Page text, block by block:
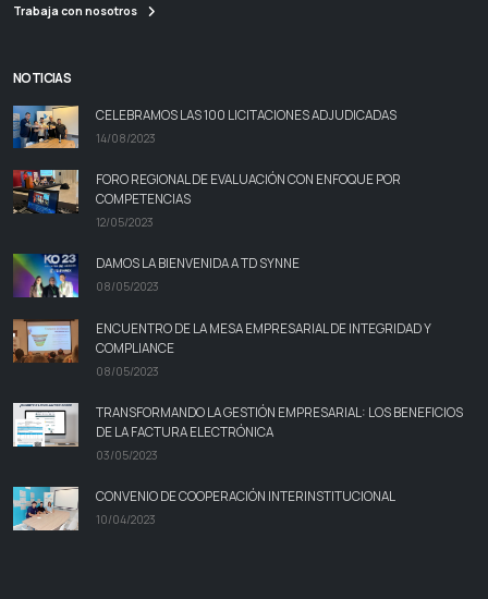
Trabaja con nosotros
NOTICIAS
CELEBRAMOS LAS 100 LICITACIONES ADJUDICADAS
14/08/2023
FORO REGIONAL DE EVALUACIÓN CON ENFOQUE POR
COMPETENCIAS
12/05/2023
DAMOS LA BIENVENIDA A TD SYNNE
08/05/2023
ENCUENTRO DE LA MESA EMPRESARIAL DE INTEGRIDAD Y
COMPLIANCE
08/05/2023
TRANSFORMANDO LA GESTIÓN EMPRESARIAL: LOS BENEFICIOS
DE LA FACTURA ELECTRÓNICA
03/05/2023
CONVENIO DE COOPERACIÓN INTERINSTITUCIONAL
10/04/2023